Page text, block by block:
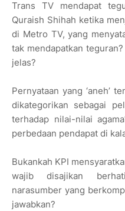
Trans TV mendapat
Quraish Shihah ketika
di Metro TV, yang
tak mendapatkan
jelas?
Pernyataan yang ‘aneh’
dikategorikan sebagai
terhadap nilai-nilai
perbedaan pendapat di
Bukankah KPI
wajib disajikan
narasumber yang
jawabkan?